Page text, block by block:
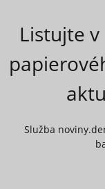
Listujte
Služba